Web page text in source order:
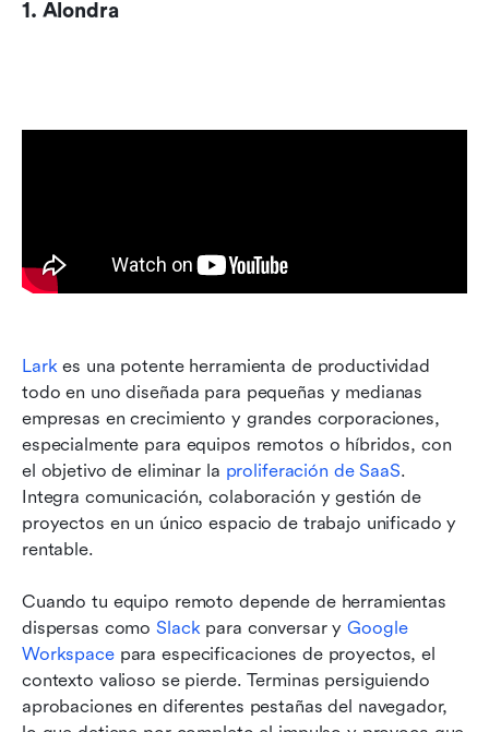
1. Alondra
Lark es una potente herramienta de productividad
todo en uno diseñada para pequeñas y medianas
empresas en crecimiento y grandes corporaciones,
especialmente para equipos remotos o híbridos, con
el objetivo de eliminar la proliferación de SaaS.
Integra comunicación, colaboración y gestión de
proyectos en un único espacio de trabajo unificado y
rentable.
Cuando tu equipo remoto depende de herramientas
dispersas como Slack para conversar y Google
Workspace para especificaciones de proyectos, el
contexto valioso se pierde. Terminas persiguiendo
aprobaciones en diferentes pestañas del navegador,